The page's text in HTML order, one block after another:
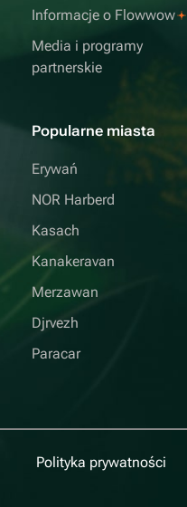
Informacje o Flowwow
Media i programy
partnerskie
Popularne miasta
Erywań
NOR Harberd
Kasach
Kanakeravan
Merzawan
Djrvezh
Paracar
Polityka prywatności